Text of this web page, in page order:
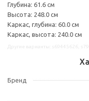
Глубина: 61.6 см
Высота: 248.0 см
Каркас, глубина: 60.0 см
Каркас, высота: 240.0 см
Бренд